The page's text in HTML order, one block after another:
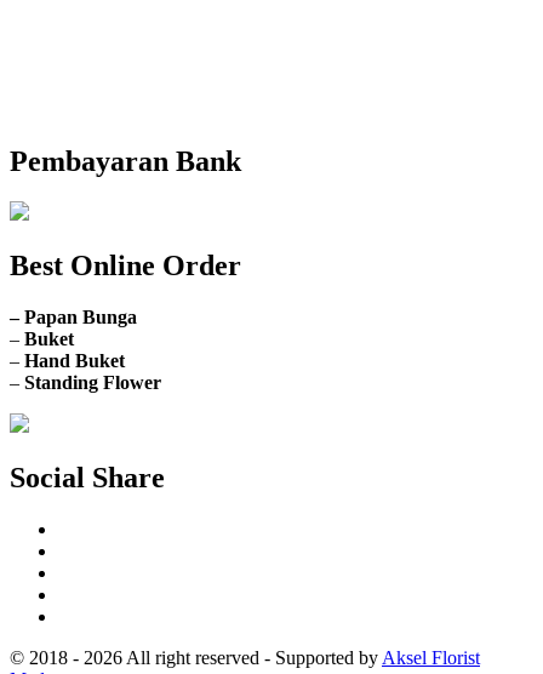
Pembayaran Bank
Best Online Order
– Papan Bunga
– Buket
– Hand Buket
– Standing Flower
Social Share
© 2018 - 2026 All right reserved - Supported by Aksel Florist